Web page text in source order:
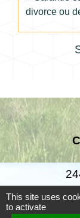
divorce ou
This site uses
to activate